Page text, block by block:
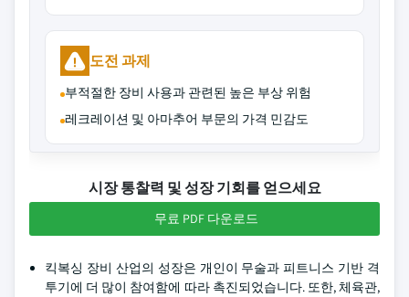
도전 과제
부적절한 장비 사용과 관련된 높은 부상 위험
레크레이션 및 아마추어 부문의 가격 민감도
시장 통찰력 및 성장 기회를 얻으세요
무료 PDF 다운로드
킥복싱 장비 산업의 성장은 개인이 무술과 피트니스 기반 격
투기에 더 많이 참여함에 따라 촉진되었습니다. 또한, 체육관,